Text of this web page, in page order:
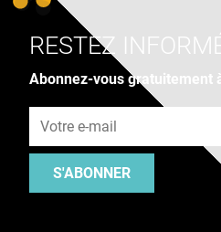
RESTEZ
Abonnez-vous gratuitement
S'ABONNER